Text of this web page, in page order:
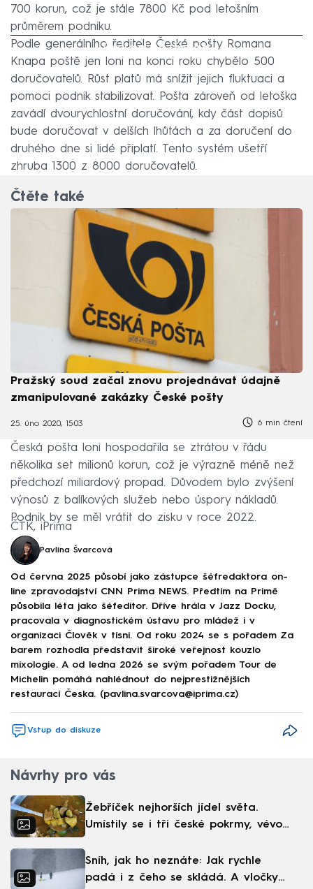
700 korun, což je stále 7800 Kč pod letošním
průměrem podniku.
Failed to fetch
Podle generálního ředitele České pošty Romana
Knapa poště jen loni na konci roku chybělo 500
doručovatelů. Růst platů má snížit jejich fluktuaci a
pomoci podnik stabilizovat. Pošta zároveň od letoška
zavádí dvourychlostní doručování, kdy část dopisů
bude doručovat v delších lhůtách a za doručení do
druhého dne si lidé připlatí. Tento systém ušetří
zhruba 1300 z 8000 doručovatelů.
Čtěte také
Pražský soud začal znovu projednávat údajně
zmanipulované zakázky České pošty
25. úno 2020, 15:03 6 min čtení
Česká pošta loni hospodařila se ztrátou v řádu
několika set milionů korun, což je výrazně méně než
předchozí miliardový propad. Důvodem bylo zvýšení
výnosů z balíkových služeb nebo úspory nákladů.
Podnik by se měl vrátit do zisku v roce 2022.
ČTK, iPrima
Pavlína Švarcová
Od června 2025 působí jako zástupce šéfredaktora on-
line zpravodajství CNN Prima NEWS. Předtím na Primě
působila léta jako šéfeditor. Dříve hrála v Jazz Docku,
pracovala v diagnostickém ústavu pro mládež i v
organizaci Člověk v tísni. Od roku 2024 se s pořadem Za
barem rozhodla představit široké veřejnost kouzlo
mixologie. A od ledna 2026 se svým pořadem Tour de
Michelin pomáhá nahlédnout do nejprestižnějších
restaurací Česka. (pavlina.svarcova@iprima.cz)
Vstup do diskuze
Návrhy pro vás
Žebříček nejhorších jídel světa.
Umístily se i tři české pokrmy, vévodí
Sníh, jak ho neznáte: Jak rychle
padá i z čeho se skládá. A vločky